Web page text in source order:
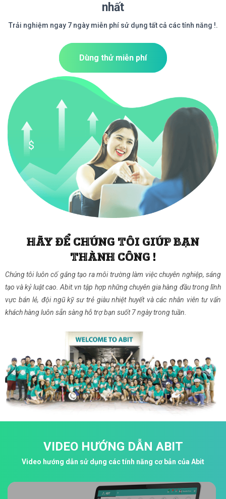
nhất
Trải nghiệm ngay 7 ngày miễn phí sử dụng tất cả các tính năng !.
Dùng thử miễn phí
HÃY ĐỂ CHÚNG TÔI GIÚP BẠN
THÀNH CÔNG !
Chúng tôi luôn cố gắng tạo ra môi trường làm việc chuyên nghiệp, sáng
tạo và kỷ luật cao. Abit.vn tập hợp những chuyên gia hàng đầu trong lĩnh
vực bán lẻ, đội ngũ kỹ sư trẻ giàu nhiệt huyết và các nhân viên tư vấn
khách hàng luôn sẵn sàng hỗ trợ bạn suốt 7 ngày trong tuần.
VIDEO HƯỚNG DẪN ABIT
Video hướng dẫn sử dụng các tính năng cơ bản của Abit